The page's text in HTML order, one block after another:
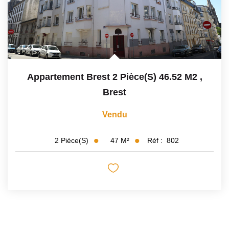
Appartement Brest 2 Pièce(s) 46.52 M2 ,
Brest
Vendu
2 Pièce(s) 47 M² Réf : 802